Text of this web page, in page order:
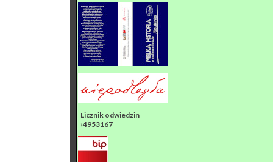
Licznik odwiedzin
›4953167